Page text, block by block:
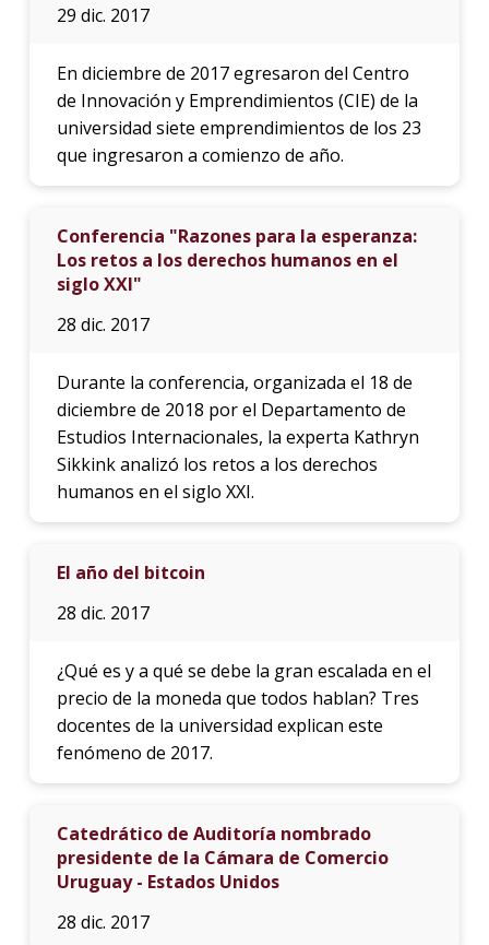
29 dic. 2017
En diciembre de 2017 egresaron del Centro
de Innovación y Emprendimientos (CIE) de la
universidad siete emprendimientos de los 23
que ingresaron a comienzo de año.
Conferencia "Razones para la esperanza:
Los retos a los derechos humanos en el
siglo XXI"
28 dic. 2017
Durante la conferencia, organizada el 18 de
diciembre de 2018 por el Departamento de
Estudios Internacionales, la experta Kathryn
Sikkink analizó los retos a los derechos
humanos en el siglo XXI.
El año del bitcoin
28 dic. 2017
¿Qué es y a qué se debe la gran escalada en el
precio de la moneda que todos hablan? Tres
docentes de la universidad explican este
fenómeno de 2017.
Catedrático de Auditoría nombrado
presidente de la Cámara de Comercio
Uruguay - Estados Unidos
28 dic. 2017